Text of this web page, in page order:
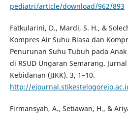
pediatri/article/download/962/893
Fatkularini, D., Mardi, S. H., &
Kompres Air Suhu Biasa dan
Penurunan Suhu Tubuh pada
di RSUD Ungaran Semarang.
Kebidanan (JIKK). 3, 1–10.
http://
Firmansyah, A., Setiawan, H., &